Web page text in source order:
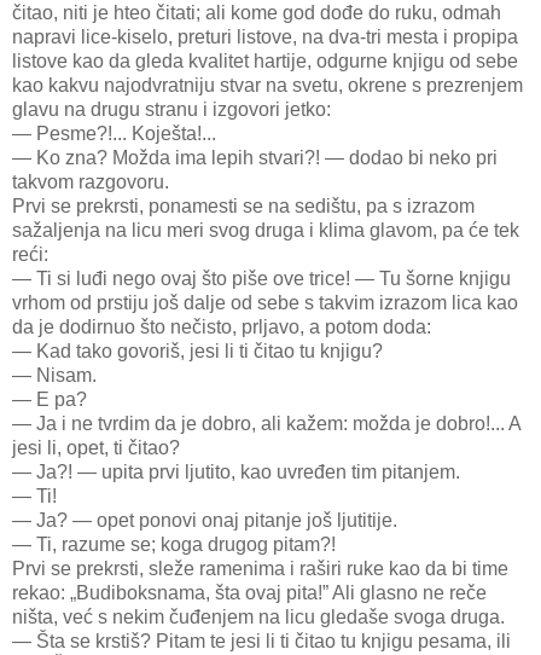
čitao, niti je hteo čitati; ali kome god dođe do ruku, odmah
napravi lice-kiselo, preturi listove, na dva-tri mesta i propipa
listove kao da gleda kvalitet hartije, odgurne knjigu od sebe
kao kakvu najodvratniju stvar na svetu, okrene s prezrenjem
glavu na drugu stranu i izgovori jetko:
— Pesme?!... Koješta!...
— Ko zna? Možda ima lepih stvari?! — dodao bi neko pri
takvom razgovoru.
Prvi se prekrsti, ponamesti se na sedištu, pa s izrazom
sažaljenja na licu meri svog druga i klima glavom, pa će tek
reći:
— Ti si luđi nego ovaj što piše ove trice! — Tu šorne knjigu
vrhom od prstiju još dalje od sebe s takvim izrazom lica kao
da je dodirnuo što nečisto, prljavo, a potom doda:
— Kad tako govoriš, jesi li ti čitao tu knjigu?
— Nisam.
— E pa?
— Ja i ne tvrdim da je dobro, ali kažem: možda je dobro!... A
jesi li, opet, ti čitao?
— Ja?! — upita prvi ljutito, kao uvređen tim pitanjem.
— Ti!
— Ja? — opet ponovi onaj pitanje još ljutitije.
— Ti, razume se; koga drugog pitam?!
Prvi se prekrsti, sleže ramenima i raširi ruke kao da bi time
rekao: „Budiboksnama, šta ovaj pita!” Ali glasno ne reče
ništa, već s nekim čuđenjem na licu gledaše svoga druga.
— Šta se krstiš? Pitam te jesi li ti čitao tu knjigu pesama, ili